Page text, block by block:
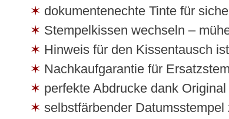
dokumentenechte Tinte für
Stempelkissen wechseln –
Hinweis für den Kissentausch
Nachkaufgarantie für
perfekte Abdrucke dank
selbstfärbender